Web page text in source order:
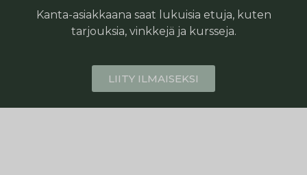
Kanta-asiakkaana saat lukuisia etuja, kuten
tarjouksia, vinkkejä ja kursseja.
LIITY ILMAISEKSI